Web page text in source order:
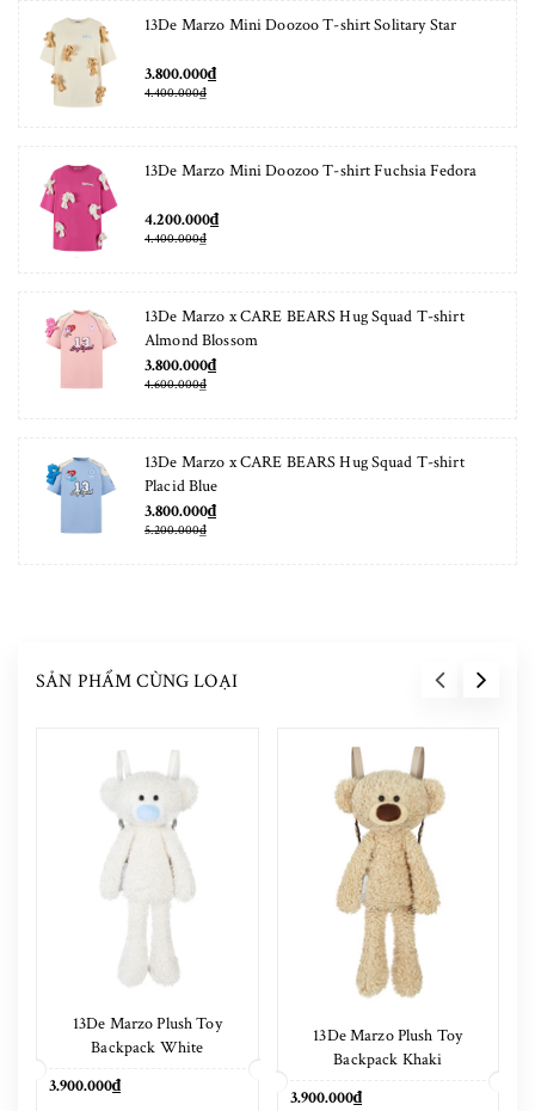
13De Marzo Mini Doozoo T-shirt Solitary Star
3.800.000₫
4.400.000₫
13De Marzo Mini Doozoo T-shirt Fuchsia Fedora
4.200.000₫
4.400.000₫
13De Marzo x CARE BEARS Hug Squad T-shirt
Almond Blossom
3.800.000₫
4.600.000₫
13De Marzo x CARE BEARS Hug Squad T-shirt
Placid Blue
3.800.000₫
5.200.000₫
SẢN PHẨM CÙNG LOẠI
13De Marzo Plush Toy
Backpack White
3.900.000₫
13De Marzo Plush Toy
Backpack Khaki
3.900.000₫